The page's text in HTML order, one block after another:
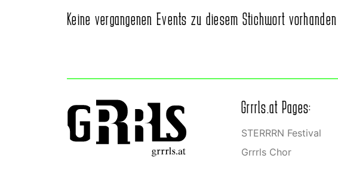
Keine vergangenen Events zu diesem Stichwort vorhanden
Grrrls.at Pages:
STERRRN Festival
Grrrls Chor